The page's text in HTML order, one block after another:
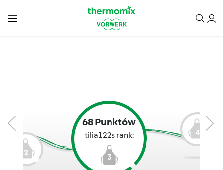
2
68 Punktów
tilia122s rank:
3
4